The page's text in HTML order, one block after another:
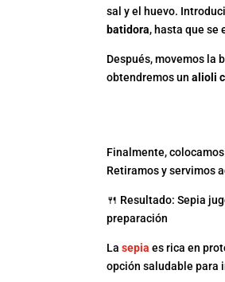
sal y el huevo.
batidora, hasta que se
Después, movemos la
obtendremos unalioli
Finalmente,
Retiramos y servimos
🍴 Resultado: Sepia
preparación
La sepia es rica en
opción saludable para